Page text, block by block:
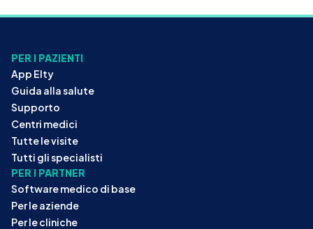
PER I PAZIENTI
App Elty
Guida alla salute
Supporto
Centri medici
Tutte le visite
Tutti gli specialisti
PER I PARTNER
Software medico di base
Per le aziende
Per le cliniche